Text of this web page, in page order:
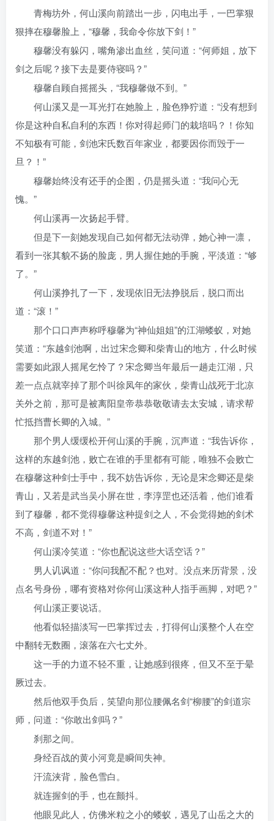
青梅坊外，何山溪向前踏出一步，闪电出手，一巴掌狠
狠摔在穆馨脸上，“穆馨，我命令你放下剑！”
穆馨没有躲闪，嘴角渗出血丝，笑问道：“何师姐，放下
剑之后呢？接下去是要侍寝吗？”
穆馨自顾自摇摇头，“我穆馨做不到。”
何山溪又是一耳光打在她脸上，脸色狰狞道：“没有想到
你是这种自私自利的东西！你对得起师门的栽培吗？！你知
不知极有可能，剑池宋氏数百年家业，都要因你而毁于一
旦？！”
穆馨始终没有还手的企图，仍是摇头道：“我问心无
愧。”
何山溪再一次扬起手臂。
但是下一刻她发现自己如何都无法动弹，她心神一凛，
看到一张其貌不扬的脸庞，男人握住她的手腕，平淡道：“够
了。”
何山溪挣扎了一下，发现依旧无法挣脱后，脱口而出
道：“滚！”
那个口口声声称呼穆馨为“神仙姐姐”的江湖蝼蚁，对她
笑道：“东越剑池啊，出过宋念卿和柴青山的地方，什么时候
需要如此跟人摇尾乞怜了？宋念卿当年最后一趟走江湖，只
差一点点就宰掉了那个叫徐凤年的家伙，柴青山战死于北凉
关外之前，那可是被离阳皇帝恭恭敬敬请去太安城，请求帮
忙抵挡曹长卿的入城。”
那个男人缓缓松开何山溪的手腕，沉声道：“我告诉你，
这样的东越剑池，败亡在谁的手里都有可能，唯独不会败亡
在穆馨这种剑士手中，我不妨告诉你，无论是宋念卿还是柴
青山，又若是武当吴小屏在世，李淳罡也还活着，他们谁看
到了穆馨，都不觉得穆馨这种提剑之人，不会觉得她的剑术
不高，剑道不对！”
何山溪冷笑道：“你也配说这些大话空话？”
男人讥讽道：“你问我配不配？也对。没点来历背景，没
点名号身份，哪有资格对你何山溪这种人指手画脚，对吧？”
何山溪正要说话。
他看似轻描淡写一巴掌挥过去，打得何山溪整个人在空
中翻转无数圈，滚落在六七丈外。
这一手的力道不轻不重，让她感到很疼，但又不至于晕
厥过去。
然后他双手负后，笑望向那位腰佩名剑“柳腰”的剑道宗
师，问道：“你敢出剑吗？”
刹那之间。
身经百战的黄小河竟是瞬间失神。
汗流浃背，脸色雪白。
就连握剑的手，也在颤抖。
他眼见此人，仿佛米粒之小的蝼蚁，遇见了山岳之大的